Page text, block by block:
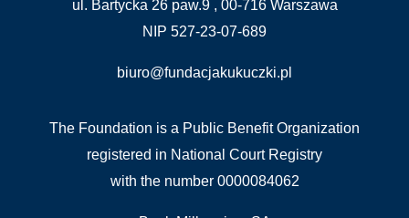
ul. Bartycka 26 paw.9 , 00-716 Warszawa
NIP 527-23-07-689
biuro@fundacjakukuczki.pl
The Foundation is a Public Benefit Organization
registered in National Court Registry
with the number 0000084062